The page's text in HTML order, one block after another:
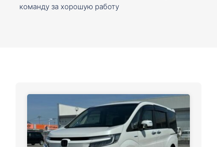
команду за хорошую работу